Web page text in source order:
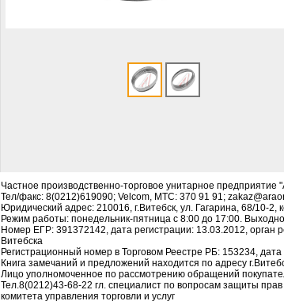
Частное производственно-торговое унитарное предприятие
Тел/факс: 8(0212)619090; Velcom, МТС: 370 91 91;
Юридический адрес: 210016, г.Витебск, ул. Гагарина, 68/10-2,
Режим работы: понедельник-пятница с 8:00 до 17:00.
Номер ЕГР: 391372142, дата регистрации: 13.03.2012, орган
Витебска
Регистрационный номер в Торговом Реестре РБ: 153234,
Книга замечаний и предложений находится по адресу
Лицо уполномоченное по рассмотрению обращений
Тел.8(0212)43-68-22 гл. специалист по вопросам защиты
комитета управления торговли и услуг